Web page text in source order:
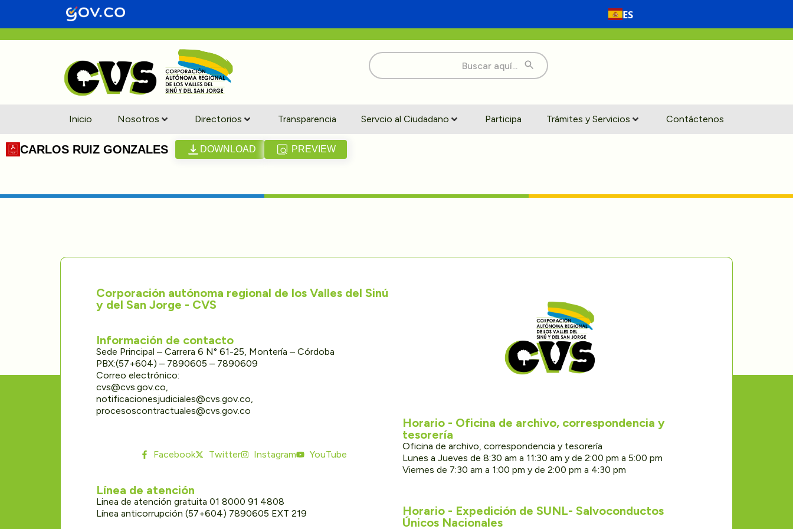
ES
Buscar:
Inicio Nosotros Directorios Transparencia Servcio al Ciudadano Participa Trámites y Servicios Contáctenos
CARLOS RUIZ GONZALES DOWNLOAD PREVIEW
Corporación autónoma regional de los Valles del Sinú
y del San Jorge - CVS
Información de contacto
Sede Principal – Carrera 6 N° 61-25, Montería – Córdoba
PBX:(57+604) – 7890605 – 7890609
Correo electrónico:
cvs@cvs.gov.co,
notificacionesjudiciales@cvs.gov.co,
procesoscontractuales@cvs.gov.co
Facebook Twitter Instagram YouTube
Línea de atención
Linea de atención gratuita 01 8000 91 4808
Línea anticorrupción (57+604) 7890605 EXT 219
Horario - Oficina de archivo, correspondencia y
tesorería
Oficina de archivo, correspondencia y tesorería
Lunes a Jueves de 8:30 am a 11:30 am y de 2:00 pm a 5:00 pm
Viernes de 7:30 am a 1:00 pm y de 2:00 pm a 4:30 pm
Horario - Expedición de SUNL- Salvoconductos
Únicos Nacionales